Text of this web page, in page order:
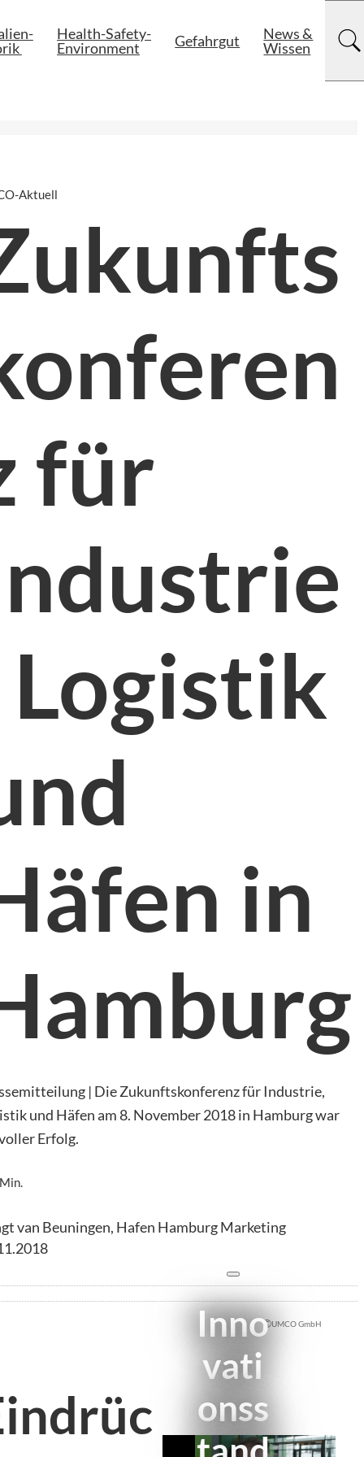
Health-Safety-
Environment
Gefahrgut
News &
Wissen
Aktuell
für
Logistik
in
| Die Zukunftskonferenz für Industrie,
und Häfen am 8. November 2018 in Hamburg war
Erfolg.
van Beuningen, Hafen Hamburg Marketing
©UMCO GmbH
Inno
vati
onss
Mit der
dieses Videos
werden Daten an